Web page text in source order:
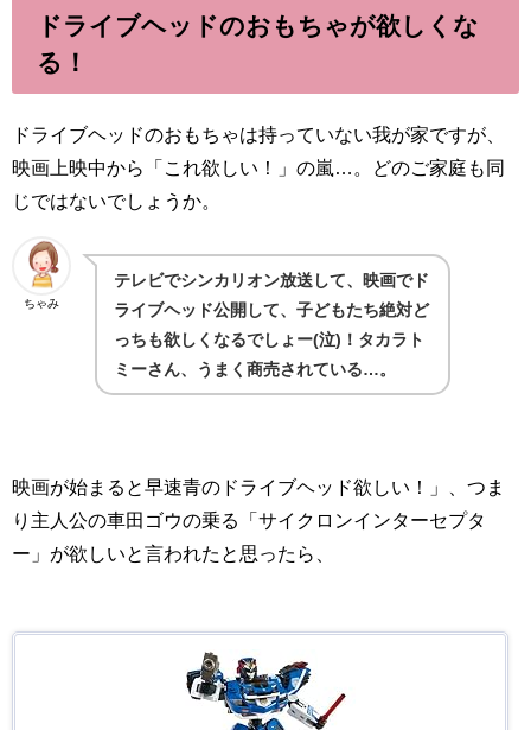
ドライブヘッドのおもちゃが欲しくな
る！
ドライブヘッドのおもちゃは持っていない我が家ですが、
映画上映中から「これ欲しい！」の嵐…。どのご家庭も同
じではないでしょうか。
ちゃみ
テレビでシンカリオン放送して、映画でド
ライブヘッド公開して、子どもたち絶対ど
っちも欲しくなるでしょー(泣)！タカラト
ミーさん、うまく商売されている…。
映画が始まると早速青のドライブヘッド欲しい！」、つま
り主人公の車田ゴウの乗る「サイクロンインターセプタ
ー」が欲しいと言われたと思ったら、